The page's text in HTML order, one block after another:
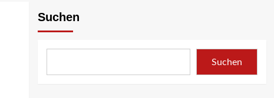
Suchen
Suchen